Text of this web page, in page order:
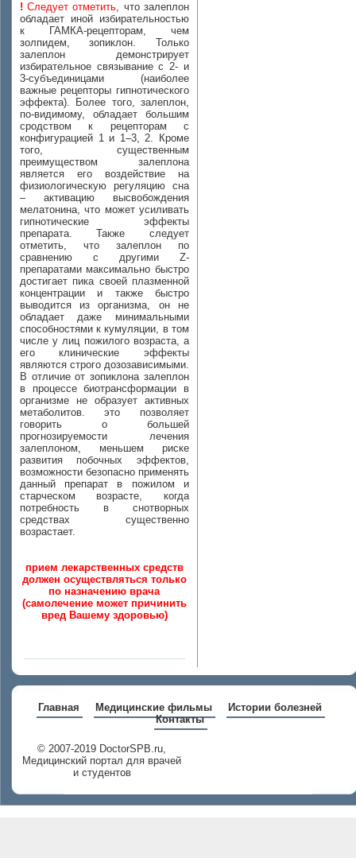
! Следует отметить, что залеплон
обладает иной избирательностью
к ГАМКА-рецепторам, чем
золпидем, зопиклон. Только
залеплон демонстрирует
избирательное связывание с 2- и
3-субъединицами (наиболее
важные рецепторы гипнотического
эффекта). Более того, залеплон,
по-видимому, обладает большим
сродством к рецепторам с
конфигурацией 1 и 1–3, 2. Кроме
того, существенным
преимуществом залеплона
является его воздействие на
физиологическую регуляцию сна
– активацию высвобождения
мелатонина, что может усиливать
гипнотические эффекты
препарата. Также следует
отметить, что залеплон по
сравнению с другими Z-
препаратами максимально быстро
достигает пика своей плазменной
концентрации и также быстро
выводится из организма, он не
обладает даже минимальными
способностями к кумуляции, в том
числе у лиц пожилого возраста, а
его клинические эффекты
являются строго дозозависимыми.
В отличие от зопиклона залеплон
в процессе биотрансформации в
организме не образует активных
метаболитов. это позволяет
говорить о большей
прогнозируемости лечения
залеплоном, меньшем риске
развития побочных эффектов,
возможности безопасно применять
данный препарат в пожилом и
старческом возрасте, когда
потребность в снотворных
средствах существенно
возрастает.
прием лекарственных средств
должен осуществляться только
по назначению врача
(самолечение может причинить
вред Вашему здоровью)
Главная Медицинские фильмы
Истории болезней
Контакты
© 2007-2019 DoctorSPB.ru,
Медицинский портал для врачей
и студентов